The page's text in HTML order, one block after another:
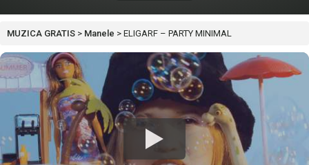
MUZICA GRATIS > Manele > ELIGARF – PARTY MINIMAL